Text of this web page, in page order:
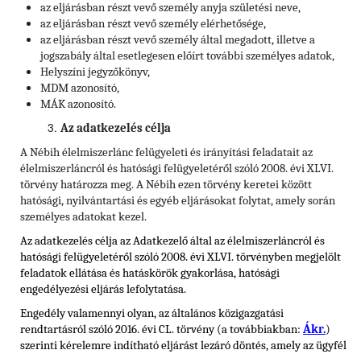
az eljárásban részt vevő személy anyja születési neve,
az eljárásban részt vevő személy elérhetősége,
az eljárásban részt vevő személy által megadott, illetve a
jogszabály által esetlegesen előírt további személyes adatok,
Helyszíni jegyzőkönyv,
MDM azonosító,
MÁK azonosító.
Az adatkezelés célja
A Nébih élelmiszerlánc felügyeleti és irányítási feladatait az
élelmiszerláncról és hatósági felügyeletéről szóló 2008. évi XLVI.
törvény határozza meg. A Nébih ezen törvény keretei között
hatósági, nyilvántartási és egyéb eljárásokat folytat, amely során
személyes adatokat kezel.
Az adatkezelés célja az Adatkezelő által az élelmiszerláncról és
hatósági felügyeletéről szóló 2008. évi XLVI. törvényben megjelölt
feladatok ellátása és hatáskörök gyakorlása, hatósági
engedélyezési eljárás lefolytatása.
Engedély valamennyi olyan, az általános közigazgatási
rendtartásról szóló 2016. évi CL. törvény (a továbbiakban: Ákr.)
szerinti kérelemre indítható eljárást lezáró döntés, amely az ügyfél